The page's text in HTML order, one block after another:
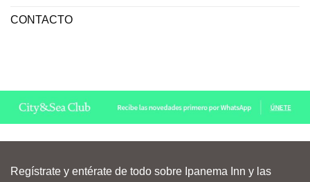
CONTACTO
Regístrate y entérate de todo sobre Ipanema Inn y las